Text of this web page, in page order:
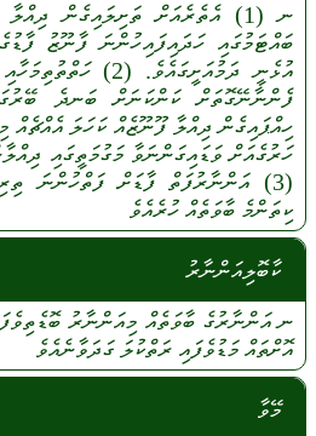
ނ (1) އެތެރެއަށް ތަށިލައިގެން
ބައްޓަމުގައިހަދައިފައިހުންނަފާނޫޒު
އުޅެނީ ދަމުއަށީގައެވެ. (2)
ފެންނާނޭގޮތަށްކަންކަނަށްބަނދެ
ހިއްޕައިގެންދިއްލާފޫނޫޒެއްކަހަލައެއްޗެއް
ހަރުގެއަށްވަޑައިގަންނަވާމަގުމަތީގައި
(3)
އަންނާރުފަތްފާޑަށްފަތްހުންނަ
ކިތަންމެ ބާވަތެއް ހުރެއެވެ
ކާބޮލިއަންނާރު
ނއަންނާރުގެބާވަތެއް މިއަންނާރު
އޮށްތައްމަޑުވެފައި ރަތްކުލަގަދަވާނެއެވެ
މޭވާ